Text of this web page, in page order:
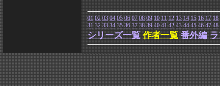
01 02 03 04 05 06 07 08 09 10 11 12 13 14 15 16 17 18
31 32 33 34 35 36 37 38 39 40 41 42 43 44 45 46 47 48
シリーズ一覧 作者一覧 番外編